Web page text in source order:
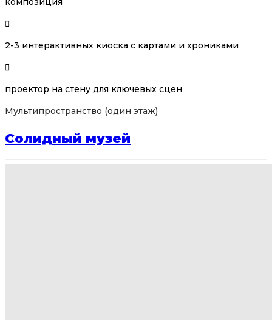
2-3 интерактивных киоска с картами и хрониками
проектор на стену для ключевых сцен
Мультипространство (один этаж)
Солидный музей